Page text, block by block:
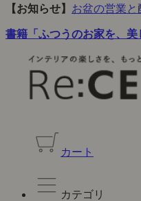
【お知らせ】 お盆の営業と
書籍「ふつうのお家を、美
カート
カテゴリ